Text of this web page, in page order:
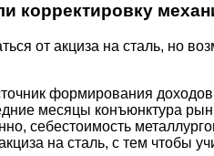
корректировку
от акциза на сталь, но
формирования
месяцы конъюнктура
себестоимость
на сталь, с тем чтобы